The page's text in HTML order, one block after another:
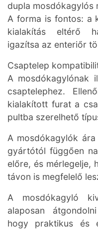
dupla mosdókagylós
A forma is fontos: a
kialakítás eltérő
igazítsa az enteriőr
Csaptelep
A mosdókagylónak
csaptelephez.
kialakított furat a
pultba szerelhető
A mosdókagylók
gyártótól függően
előre, és mérlegelje,
távon is megfelelő
A mosdókagyló
alaposan
hogy praktikus és